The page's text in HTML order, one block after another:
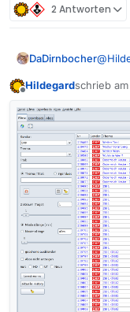
2 Antworten
DaDirnbocher@
von
ist,
Offline
Hildegardschrieb am
zuletzt